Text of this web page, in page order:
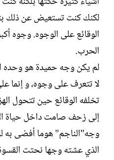
لكنك كنت تستعيض عن ذلك
الوقائع على الوجوه. وجوه
الحرب.
لم يكن وجه حميدة هو وحده
لا تتعرف على وجوه، و إنما
تخلفه الوقائع حين تتحول
إلى زحف صامت داخل حياة
وجه"الناجم" هوما أفضى به
الذي عشته وجها نحتت